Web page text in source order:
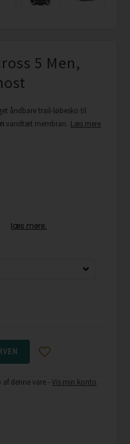
5 Men,
åndbare trail-løbesko til
vandtæt membran. Læs mere
af denne vare -Vis min konto